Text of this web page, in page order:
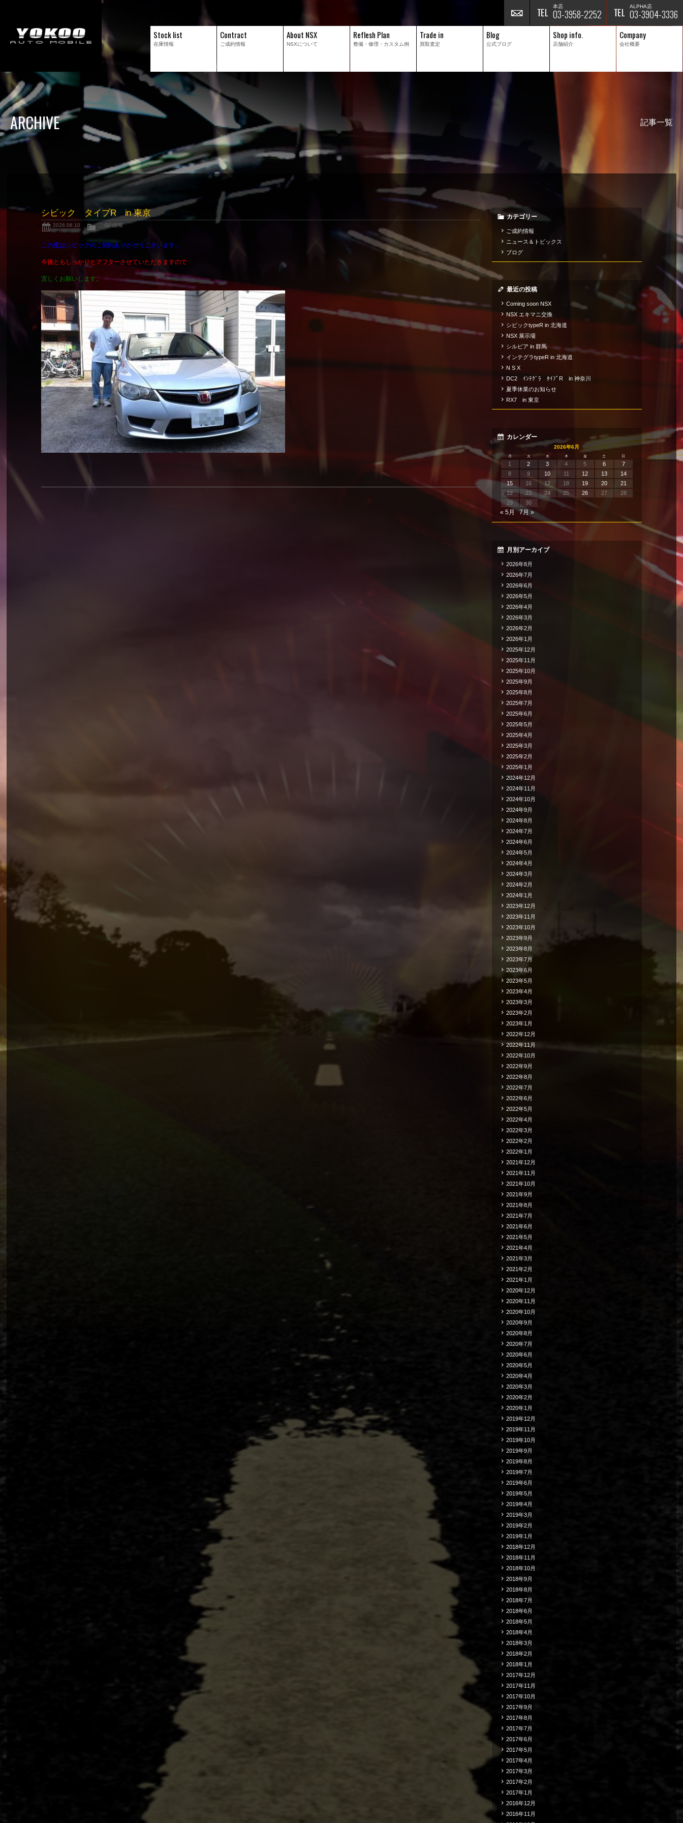
ALPHA店
03-3904-3336
本店
03-3958-2252
Stock list
在庫情報
Contract
ご成約情報
About NSX
NSXについて
Reflesh Plan
整備・修理・ カスタム例
Trade in
買取査定
Blog
公式ブログ
Shop info.
店舗紹介
Company
会社概要
ARCHIVE 記事一覧
シビック タイプR in 東京
2026.06.10 ご成約情報
この度はシビックのご契約ありがとうございます。
今後ともしっかりとアフターさせていただきますので
宜しくお願いします。
カテゴリー
ご成約情報
ニュース＆トピックス
ブログ
最近の投稿
Coming soon NSX
NSX エキマニ交換
シビックtypeR in 北海道
NSX 展示場
シルビア in 群馬
インテグラtypeR in 北海道
N S X
DC2 ｲﾝﾃｸﾞﾗ ﾀｲﾌﾟR in 神奈川
夏季休業のお知らせ
RX7 in 東京
カレンダー
2026年6月
月 火 水 木 金 土 日
1 2 3 4 5 6
7
8
9 10 11 12 13
14
15
16 17 18 19 20
21
22
23 24 25 26 27
28
29
30
« 5月 7月 »
月別アーカイブ
2026年8月
2026年7月
2026年6月
2026年5月
2026年4月
2026年3月
2026年2月
2026年1月
2025年12月
2025年11月
2025年10月
2025年9月
2025年8月
2025年7月
2025年6月
2025年5月
2025年4月
2025年3月
2025年2月
2025年1月
2024年12月
2024年11月
2024年10月
2024年9月
2024年8月
2024年7月
2024年6月
2024年5月
2024年4月
2024年3月
2024年2月
2024年1月
2023年12月
2023年11月
2023年10月
2023年9月
2023年8月
2023年7月
2023年6月
2023年5月
2023年4月
2023年3月
2023年2月
2023年1月
2022年12月
2022年11月
2022年10月
2022年9月
2022年8月
2022年7月
2022年6月
2022年5月
2022年4月
2022年3月
2022年2月
2022年1月
2021年12月
2021年11月
2021年10月
2021年9月
2021年8月
2021年7月
2021年6月
2021年5月
2021年4月
2021年3月
2021年2月
2021年1月
2020年12月
2020年11月
2020年10月
2020年9月
2020年8月
2020年7月
2020年6月
2020年5月
2020年4月
2020年3月
2020年2月
2020年1月
2019年12月
2019年11月
2019年10月
2019年9月
2019年8月
2019年7月
2019年6月
2019年5月
2019年4月
2019年3月
2019年2月
2019年1月
2018年12月
2018年11月
2018年10月
2018年9月
2018年8月
2018年7月
2018年6月
2018年5月
2018年4月
2018年3月
2018年2月
2018年1月
2017年12月
2017年11月
2017年10月
2017年9月
2017年8月
2017年7月
2017年6月
2017年5月
2017年4月
2017年3月
2017年2月
2017年1月
2016年12月
2016年11月